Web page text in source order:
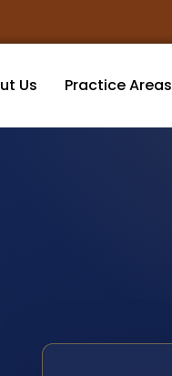
Us Practice Areas